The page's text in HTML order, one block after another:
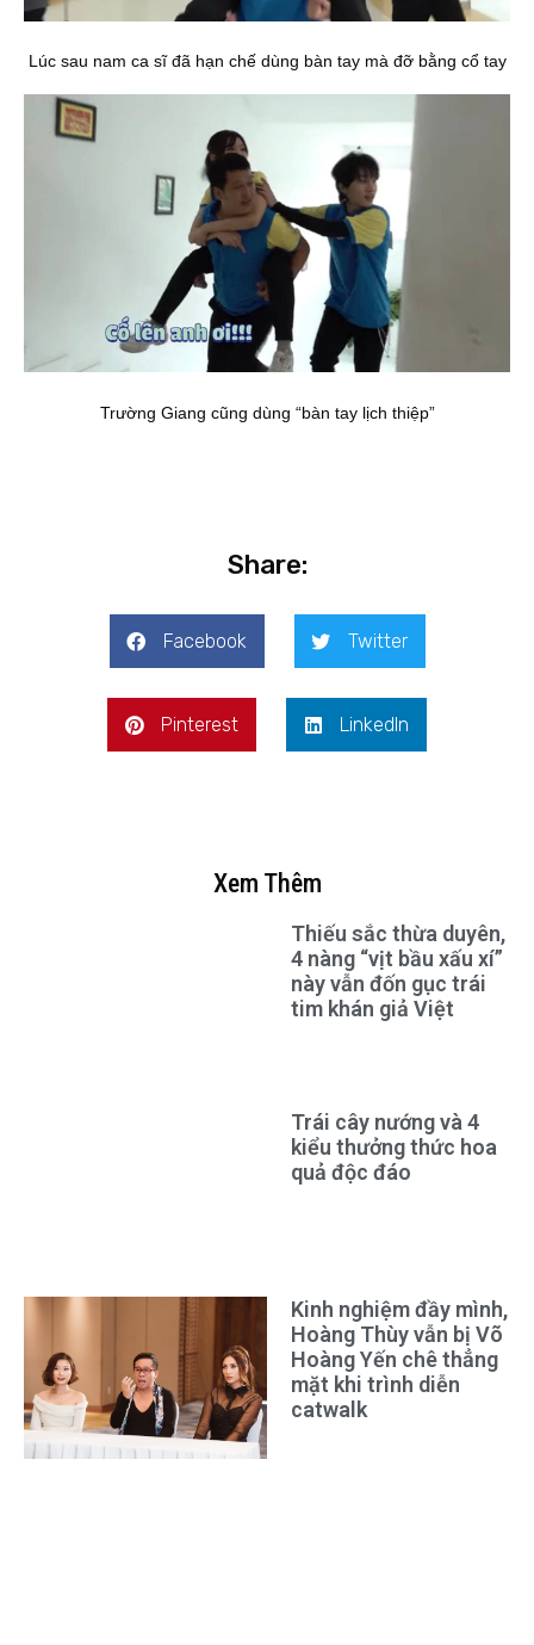
Lúc sau nam ca sĩ đã hạn chế dùng bàn tay mà đỡ bằng cổ tay
Trường Giang cũng dùng “bàn tay lịch thiệp”
Share:
Facebook Twitter
Pinterest LinkedIn
Xem Thêm
Thiếu sắc thừa duyên,
4 nàng “vịt bầu xấu xí”
này vẫn đốn gục trái
tim khán giả Việt
Trái cây nướng và 4
kiểu thưởng thức hoa
quả độc đáo
Kinh nghiệm đầy mình,
Hoàng Thùy vẫn bị Võ
Hoàng Yến chê thẳng
mặt khi trình diễn
catwalk